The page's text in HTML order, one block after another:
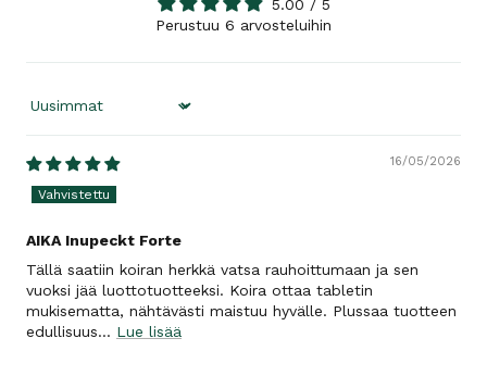
5.00 / 5
Perustuu 6 arvosteluihin
Sort by
16/05/2026
AIKA Inupeckt Forte
Tällä saatiin koiran herkkä vatsa rauhoittumaan ja sen
vuoksi jää luottotuotteeksi. Koira ottaa tabletin
mukisematta, nähtävästi maistuu hyvälle. Plussaa tuotteen
edullisuus... Lue lisää